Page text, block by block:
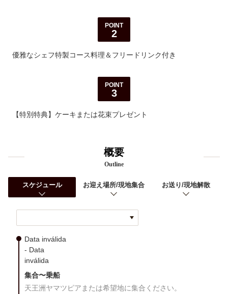
POINT
2
優雅なシェフ特製コース料理＆フリードリンク付き
POINT
3
【特別特典】ケーキまたは花束プレゼント
概要
Outline
スケジュール お迎え場所/現地集合 お送り/現地解散
Data inválida
- Data
inválida
集合〜乗船
天王洲ヤマツピアまたは希望地に集合ください。